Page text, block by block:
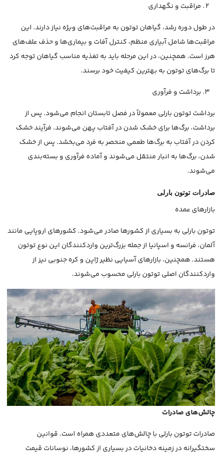
مراقبت و نگهداری
در طول دوره رشد، گیاهان توتون به مراقبت‌های ویژه نیاز دارند. این
مراقبت‌ها شامل آبیاری منظم، کنترل آفات و بیماری‌ها و حذف علف‌های
هرز است. همچنین، در این مرحله باید به تغذیه مناسب گیاهان توجه کرد
تا برگ‌های توتون به بهترین کیفیت خود برسند.
برداشت و فرآوری
برداشت توتون بارلی معمولاً در فصل تابستان انجام می‌شود. پس از
برداشت، برگ‌ها برای خشک شدن در آفتاب پهن می‌شوند. فرآیند خشک
کردن در آفتاب به برگ‌ها طعمی منحصر به فرد می‌بخشد. پس از خشک
شدن، برگ‌ها به انبار منتقل می‌شوند و آماده فرآوری و بسته‌بندی
می‌شوند.
صادرات توتون بارلی
بازارهای عمده
توتون بارلی به بسیاری از کشورها صادر می‌شود. کشورهای اروپایی مانند
آلمان، فرانسه و اسپانیا از جمله بزرگ‌ترین واردکنندگان این نوع توتون
هستند. همچنین، بازارهای آسیایی نظیر ژاپن و کره جنوبی نیز از
واردکنندگان اصلی توتون بارلی محسوب می‌شوند.
چالش‌های صادرات
صادرات توتون بارلی با چالش‌های متعددی همراه است. قوانین
سختگیرانه در زمینه دخانیات در بسیاری از کشورها، نوسانات قیمت